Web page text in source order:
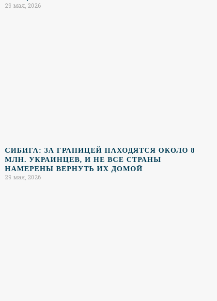
29 мая, 2026
СИБИГА: ЗА ГРАНИЦЕЙ НАХОДЯТСЯ ОКОЛО 8
МЛН. УКРАИНЦЕВ, И НЕ ВСЕ СТРАНЫ
НАМЕРЕНЫ ВЕРНУТЬ ИХ ДОМОЙ
29 мая, 2026